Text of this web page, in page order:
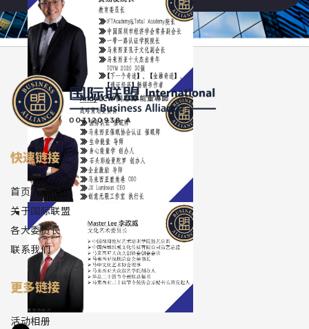
快速链接
首页
关于国际联盟
各大委员长
联系我们
更多链接
活动相册